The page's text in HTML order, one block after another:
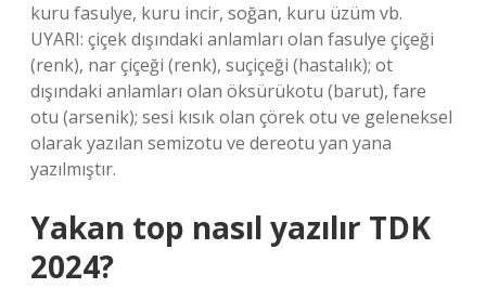
kuru fasulye, kuru incir, soğan, kuru üzüm vb.
UYARI: çiçek dışındaki anlamları olan fasulye çiçeği
(renk), nar çiçeği (renk), suçiçeği (hastalık); ot
dışındaki anlamları olan öksürükotu (barut), fare
otu (arsenik); sesi kısık olan çörek otu ve geleneksel
olarak yazılan semizotu ve dereotu yan yana
yazılmıştır.
Yakan top nasıl yazılır TDK
2024?